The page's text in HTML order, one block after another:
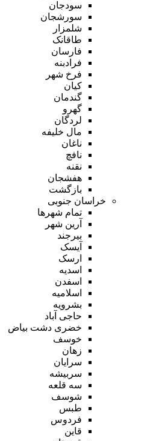
سودجان
سورشجان
شلمزار
طاقانک
فارسان
فرادبنه
فرخ شهر
کیان
گندمان
گهرو
لردگان
مال خلیفه
ناغان
نافچ
نقنه
هفشجان
بازگشت
خراسان جنوبی
تمام شهر‌ها
آرین شهر
بیرجند
آیسک
ارسک
اسدیه
اسفدن
اسلامیه
بشرویه
حاجی آباد
خضری دشت بیاض
خوسف
زهان
سرایان
سربیشه
سه قلعه
شوسف
طبس
فردوس
قاین